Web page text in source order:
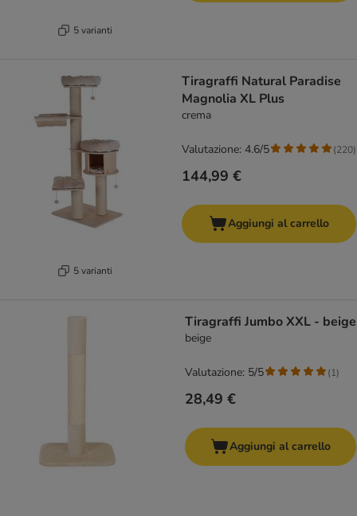
5 varianti
5 varianti
Tiragraffi Natural Paradise
Magnolia XL Plus
crema
144,99 €
Valutazione: 4.6/5 (220)
Aggiungi al carrello
Tiragraffi Jumbo XXL - beige
beige
28,49 €
Valutazione: 5/5 (1)
Aggiungi al carrello